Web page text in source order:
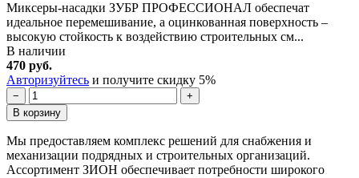
Миксеры-насадки ЗУБР ПРОФЕССИОНАЛ обеспечат
идеальное перемешивание, а оцинкованная поверхность –
высокую стойкость к воздействию строительных см...
В наличии
470 руб.
Авторизуйтесь и получите скидку 5%
−
+
В корзину
Мы предоставляем комплекс решений для снабжения и
механизации подрядных и строительных организаций.
Ассортимент ЗИОН обеспечивает потребности широкого